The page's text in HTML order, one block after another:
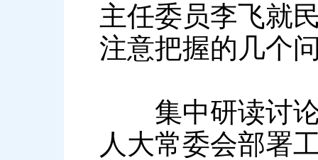
主任委员李飞就
注意把握的几个
集中研读讨论
人大常委会部署